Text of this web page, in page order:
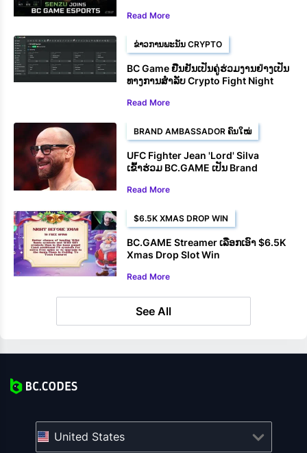
Read More
ຂ່າວການພະນັນ CRYPTO
BC Game ຢືນຢັນເປັນຄູ່ຮ່ວມງານຢ່າງເປັນ
ທາງການສໍາລັບ Crypto Fight Night
Read More
BRAND AMBASSADOR ຄົນໃໝ່
UFC Fighter Jean 'Lord' Silva
ເຂົ້າຮ່ວມ BC.GAME ເປັນ Brand
Read More
$6.5K XMAS DROP WIN
BC.GAME Streamer ເລືອກເອົາ $6.5K
Xmas Drop Slot Win
Read More
See All
United States